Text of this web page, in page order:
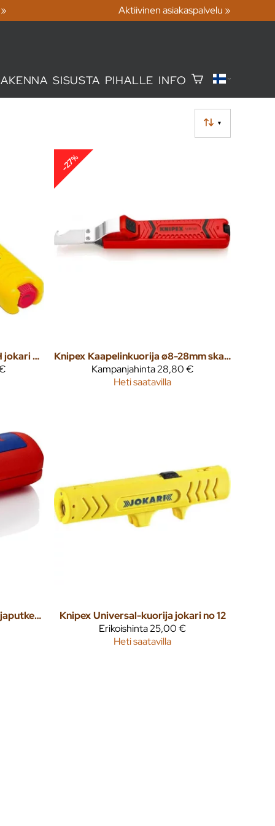
Aktiivinen asiakaspalvelu »
SISUSTA PIHALLE INFO
▼
Kaapelikuorija no:28H jokari J28
-27%
Knipex
Kaapelinkuorija ø8-28mm skalpelliterällä
Kampanjahinta28,80 €
Heti saatavilla
Twistcut® leikkuri suojaputket ja johdinkuorinta Knipex Universal-kuorija jokari no 12
Erikoishinta25,00 €
Heti saatavilla